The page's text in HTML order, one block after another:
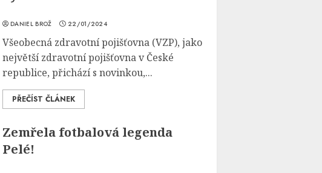
DANIEL BROŽ 22/01/2024
Všeobecná zdravotní pojišťovna (VZP), jako
největší zdravotní pojišťovna v České
republice, přichází s novinkou,...
PŘEČÍST ČLÁNEK
Zemřela fotbalová legenda
Pelé!